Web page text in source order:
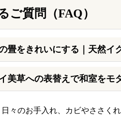
ご質問（FAQ）
畳をきれいにする｜天然イ
美草への表替えで和室をモ
々のお手入れ、カビやささく